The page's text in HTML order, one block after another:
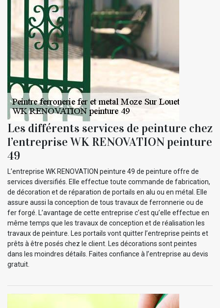
Les différents services de peinture chez
l’entreprise WK RENOVATION peinture
49
L’entreprise WK RENOVATION peinture 49 de peinture offre de
services diversifiés. Elle effectue toute commande de fabrication,
de décoration et de réparation de portails en alu ou en métal. Elle
assure aussi la conception de tous travaux de ferronnerie ou de
fer forgé. L’avantage de cette entreprise c’est qu’elle effectue en
même temps que les travaux de conception et de réalisation les
travaux de peinture. Les portails vont quitter l’entreprise peints et
prêts à être posés chez le client. Les décorations sont peintes
dans les moindres détails. Faites confiance à l’entreprise au devis
gratuit.